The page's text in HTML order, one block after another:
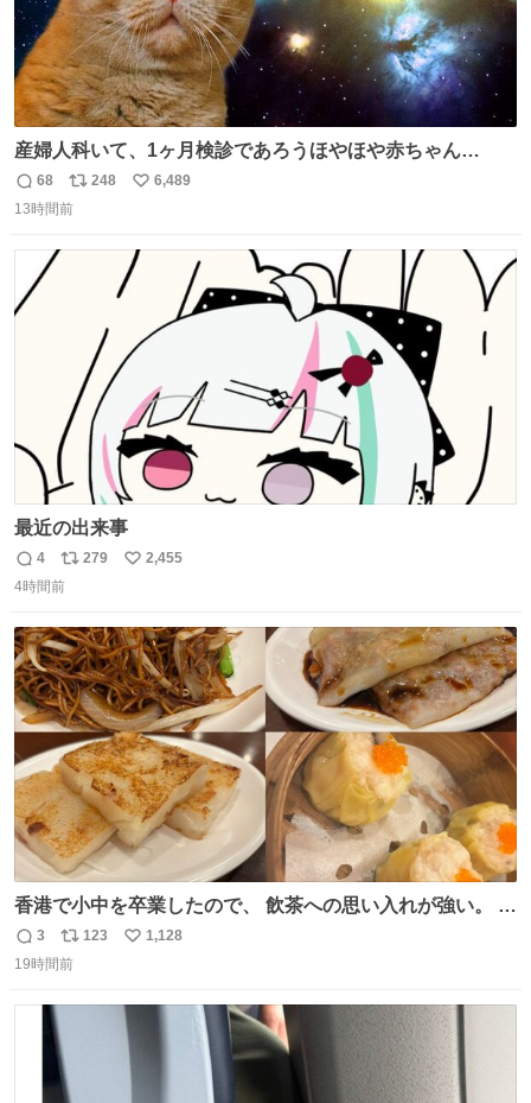
産婦人科いて、1ヶ月検診であろうほやほや赤ちゃん👩‍🍼
と推定2,3歳の女の子👧🏻をワンオペで連れてるママがいる
のだけども 女の子ずっとママの側から離れない…⁉️ 手を繋
たいにﾄﾃﾄﾃついてってるし逃走しないし脱走しないし逃げ
ないし走ら文字数
返
信
68
リ
ポ
248
い
数
6,489
13時間前
最近の出来事
返
信
4
リ
ポ
ト
数
279
い
数
2,455
4時間前
香港で小中を卒業したので、 飲茶への思い入れが強い。 常
に現地の味を探している。 横浜中華街まで行き、店を厳選
すれば流石に出会えるけど、もっと近場で気軽に行ける店
たけど、 総合的には満足。
返
信
3
リ
ポ
数
123
い
数
1,128
19時間前